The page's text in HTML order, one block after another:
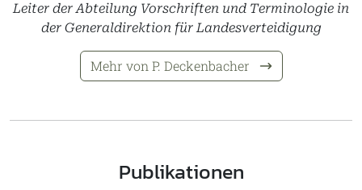
Leiter der Abteilung Vorschriften und Terminologie in
der Generaldirektion für Landesverteidigung
Mehr von P. Deckenbacher
Publikationen